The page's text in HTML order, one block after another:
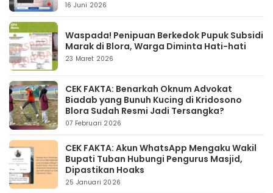
16 Juni 2026
Waspada! Penipuan Berkedok Pupuk Subsidi
Marak di Blora, Warga Diminta Hati-hati
23 Maret 2026
CEK FAKTA: Benarkah Oknum Advokat
Biadab yang Bunuh Kucing di Kridosono
Blora Sudah Resmi Jadi Tersangka?
07 Februari 2026
CEK FAKTA: Akun WhatsApp Mengaku Wakil
Bupati Tuban Hubungi Pengurus Masjid,
Dipastikan Hoaks
25 Januari 2026